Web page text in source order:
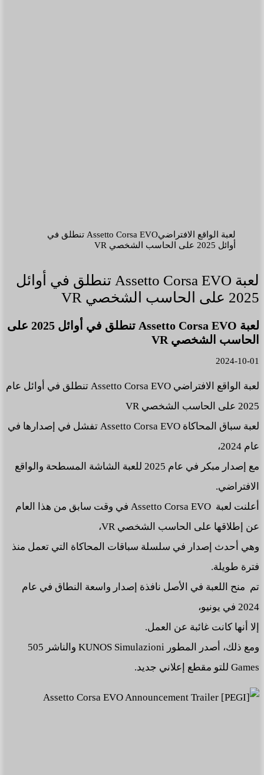
لعبة الواقع الافتراضيAssetto Corsa EVO تنطلق في
أوائل 2025 على الحاسب الشخصي VR
لعبة Assetto Corsa EVO تنطلق في أوائل
2025 على الحاسب الشخصي VR
لعبة Assetto Corsa EVO تنطلق في أوائل 2025 على
الحاسب الشخصي VR
2024-10-01
لعبة الواقع الافتراضي Assetto Corsa EVO تنطلق في أوائل عام
2025 على الحاسب الشخصي VR
لعبة سباق المحاكاة Assetto Corsa EVO تفشل في إصدارها في
عام 2024،
مع إصدار مبكر في عام 2025 للعبة الشاشة المسطحة والواقع
الافتراضي.
أعلنت لعبة Assetto Corsa EVO في وقت سابق من هذا العام
عن إطلاقها على الحاسب الشخصي VR،
وهي أحدث إصدار في سلسلة سباقات المحاكاة التي تعمل منذ
فترة طويلة.
تم منح اللعبة في الأصل نافذة إصدار واسعة النطاق في عام
2024 في يونيو،
إلا أنها كانت غائبة عن العمل.
ومع ذلك، أصدر المطور KUNOS Simulazioni والناشر 505
Games للتو مقطع إعلاني جديد.